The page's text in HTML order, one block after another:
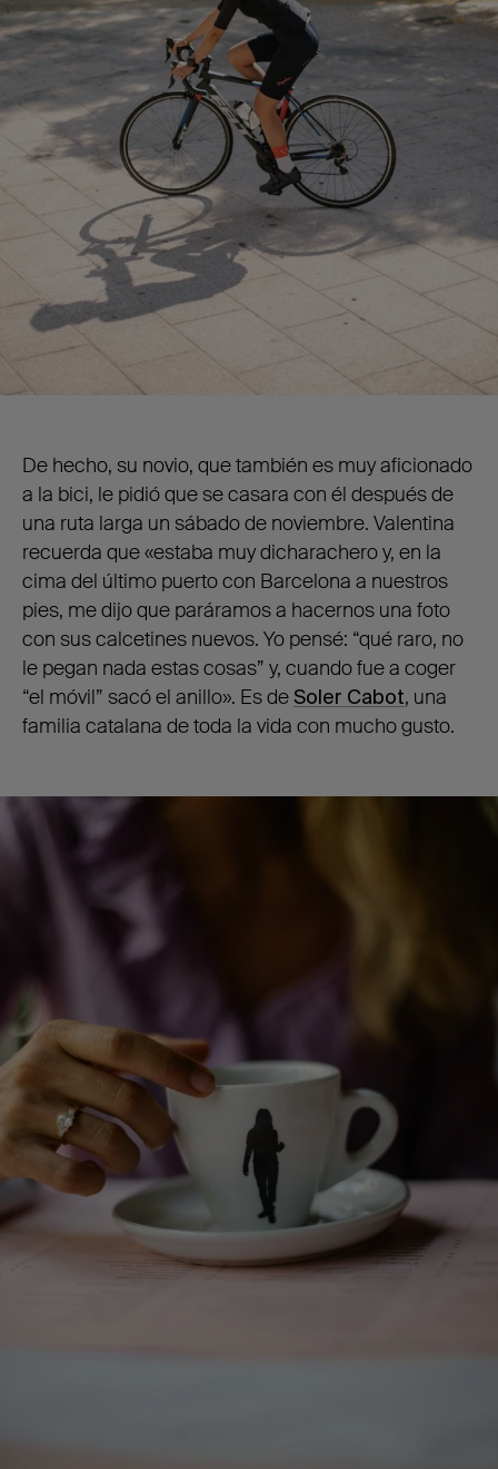
De hecho, su novio, que también es muy aficionado
a la bici, le pidió que se casara con él después de
una ruta larga un sábado de noviembre. Valentina
recuerda que «estaba muy dicharachero y, en la
cima del último puerto con Barcelona a nuestros
pies, me dijo que paráramos a hacernos una foto
con sus calcetines nuevos. Yo pensé: “qué raro, no
le pegan nada estas cosas” y, cuando fue a coger
“el móvil” sacó el anillo». Es deSoler Cabot, una
familia catalana de toda la vida con mucho gusto.